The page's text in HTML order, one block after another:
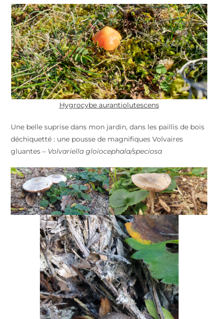
Hygrocybe aurantiolutescens
Une belle suprise dans mon jardin, dans les paillis de bois
déchiquetté : une pousse de magnifiques Volvaires
gluantes– Volvariella gloïocephala/speciosa